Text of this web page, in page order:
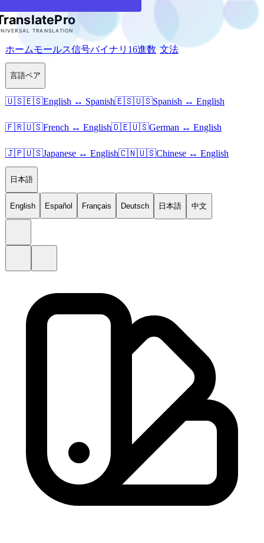
ホームモールス信号バイナリ 16進数 文法
言語ペア
🇺🇸🇪🇸English ↔ Spanish🇪🇸🇺🇸Spanish ↔ English
🇫🇷🇺🇸French ↔ English🇩🇪🇺🇸German ↔ English
🇯🇵🇺🇸Japanese ↔ English🇨🇳🇺🇸Chinese ↔ English
日本語
English Español Français Deutsch 日本語 中文